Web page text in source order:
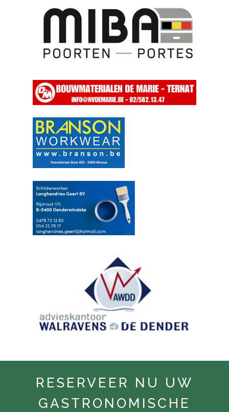
RESERVEER NU UW
GASTRONOMISCHE